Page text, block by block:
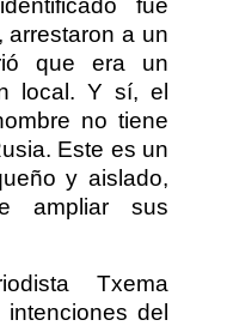
arrestaron a un
que era un
local. Y sí, el
no tiene
Este es un
y aislado,
ampliar sus
Txema
del